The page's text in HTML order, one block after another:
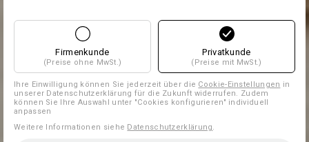
Firmenkunde
(Preise ohne MwSt.)
Privatkunde
(Preise mit MwSt.)
Ihre Einwilligung können Sie jederzeit über die Cookie-Einstellungen in
unserer Datenschutzerklärung für die Zukunft widerrufen. Zudem
können Sie Ihre Auswahl unter "Cookies konfigurieren" individuell
anpassen
Weitere Informationen siehe Datenschutzerklärung